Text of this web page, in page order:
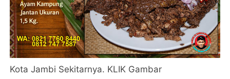
Kota Jambi Sekitarnya. KLIK Gambar